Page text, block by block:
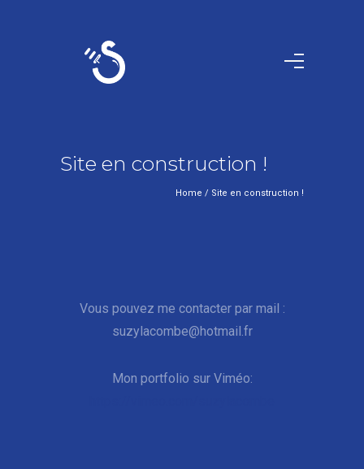
Site en construction !
Home / Site en construction !
Vous pouvez me contacter par mail :
suzylacombe@hotmail.fr
Mon portfolio sur Viméo: